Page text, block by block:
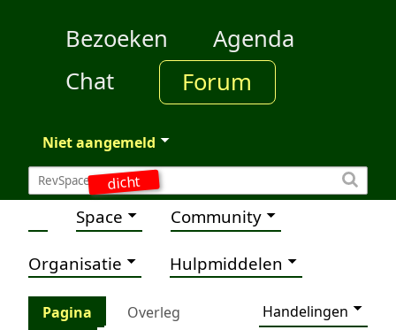
dicht
Bezoeken
Agenda
Chat
Forum
Niet aangemeld
Space Community
Organisatie Hulpmiddelen
Pagina Overleg
Handelingen